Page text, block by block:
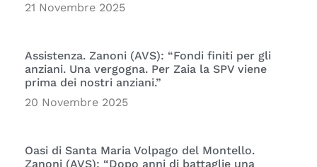
21 Novembre 2025
Assistenza. Zanoni (AVS): “Fondi finiti per gli
anziani. Una vergogna. Per Zaia la SPV viene
prima dei nostri anziani.”
20 Novembre 2025
Oasi di Santa Maria Volpago del Montello.
Zanoni (AVS): “Dopo anni di battaglie una